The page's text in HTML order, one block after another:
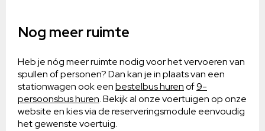
Nog meer ruimte
Heb je nóg meer ruimte nodig voor het vervoeren van
spullen of personen? Dan kan je in plaats van een
stationwagen ook eenbestelbus hurenof9-
persoonsbus huren. Bekijk al onze voertuigen op onze
website en kies via de reserveringsmodule eenvoudig
het gewenste voertuig.